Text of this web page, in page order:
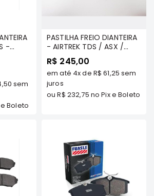
Elétrica
Acessórios
Motor
Suspensão
Transmissão
Elétrica
-
sem
Boleto
PASTILHA FREIO DIANTEIRA
- AIRTREK TDS / ASX /
GRANDIS / GALANT 2.5 V6
01/.. OUTLANDER TDS/
OUTLANDER 2013/.... /
LANCER 2.0 CVT 2010.../ -
FRASLE - PD/631
R$ 245,00
em até 4xde R$ 61,25 sem
juros
ouR$ 232,75 no Pix e Boleto